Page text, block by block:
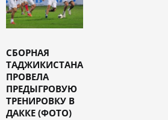
СБОРНАЯ
ТАДЖИКИСТАНА
ПРОВЕЛА
ПРЕДЫГРОВУЮ
ТРЕНИРОВКУ В
ДАККЕ (ФОТО)